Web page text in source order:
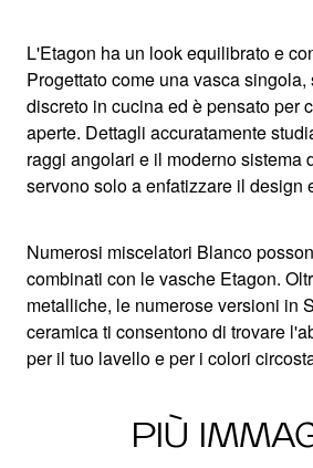
L'Etagon ha un look equilibrato e
Progettato come una vasca
discreto in cucina ed è pensato per
aperte. Dettagli accuratamente
raggi angolari e il moderno sistema
servono solo a enfatizzare il design
Numerosi miscelatori Blanco
combinati con le vasche Etagon.
metalliche, le numerose versioni in
ceramica ti consentono di trovare
per il tuo lavello e per i colori
PIÙ